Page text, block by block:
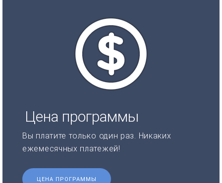
Цена программы
Вы платите только один раз. Никаких
ежемесячных платежей!
ЦЕНА ПРОГРАММЫ